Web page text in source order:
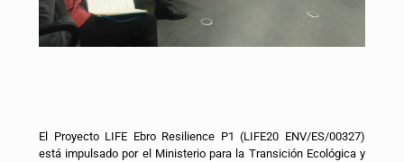
El Proyecto LIFE Ebro Resilience P1 (LIFE20 ENV/ES/00327)
está impulsado por el Ministerio para la Transición Ecológica y